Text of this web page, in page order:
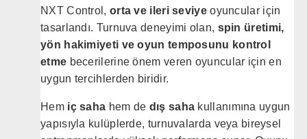
NXT Control, orta ve ileri seviyeoyuncular için
tasarlandı. Turnuva deneyimi olan, spin üretimi,
yön hakimiyeti ve oyun temposunu kontrol
etme becerilerine önem veren oyuncular için en
uygun tercihlerden biridir.
Hem iç saha hem de dış saha kullanımına uygun
yapısıyla kulüplerde, turnuvalarda veya bireysel